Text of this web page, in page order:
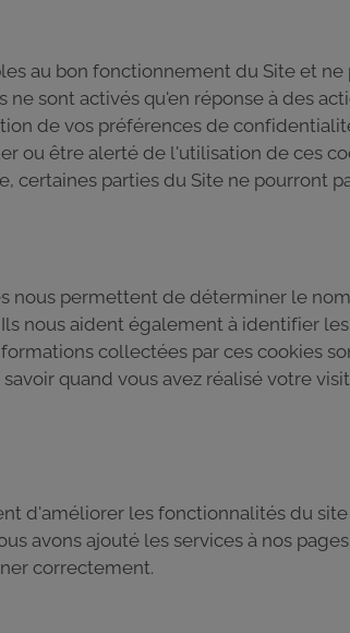
au bon fonctionnement du Site et
sont activés qu'en réponse à des
de vos préférences de
ou être alerté de l'utilisation de ces
parties du Site ne pourront
nous permettent de déterminer le
nous aident également à identifier
collectées par ces cookies
quand vous avez réalisé votre
d'améliorer les fonctionnalités du
avons ajouté les services à nos
correctement.